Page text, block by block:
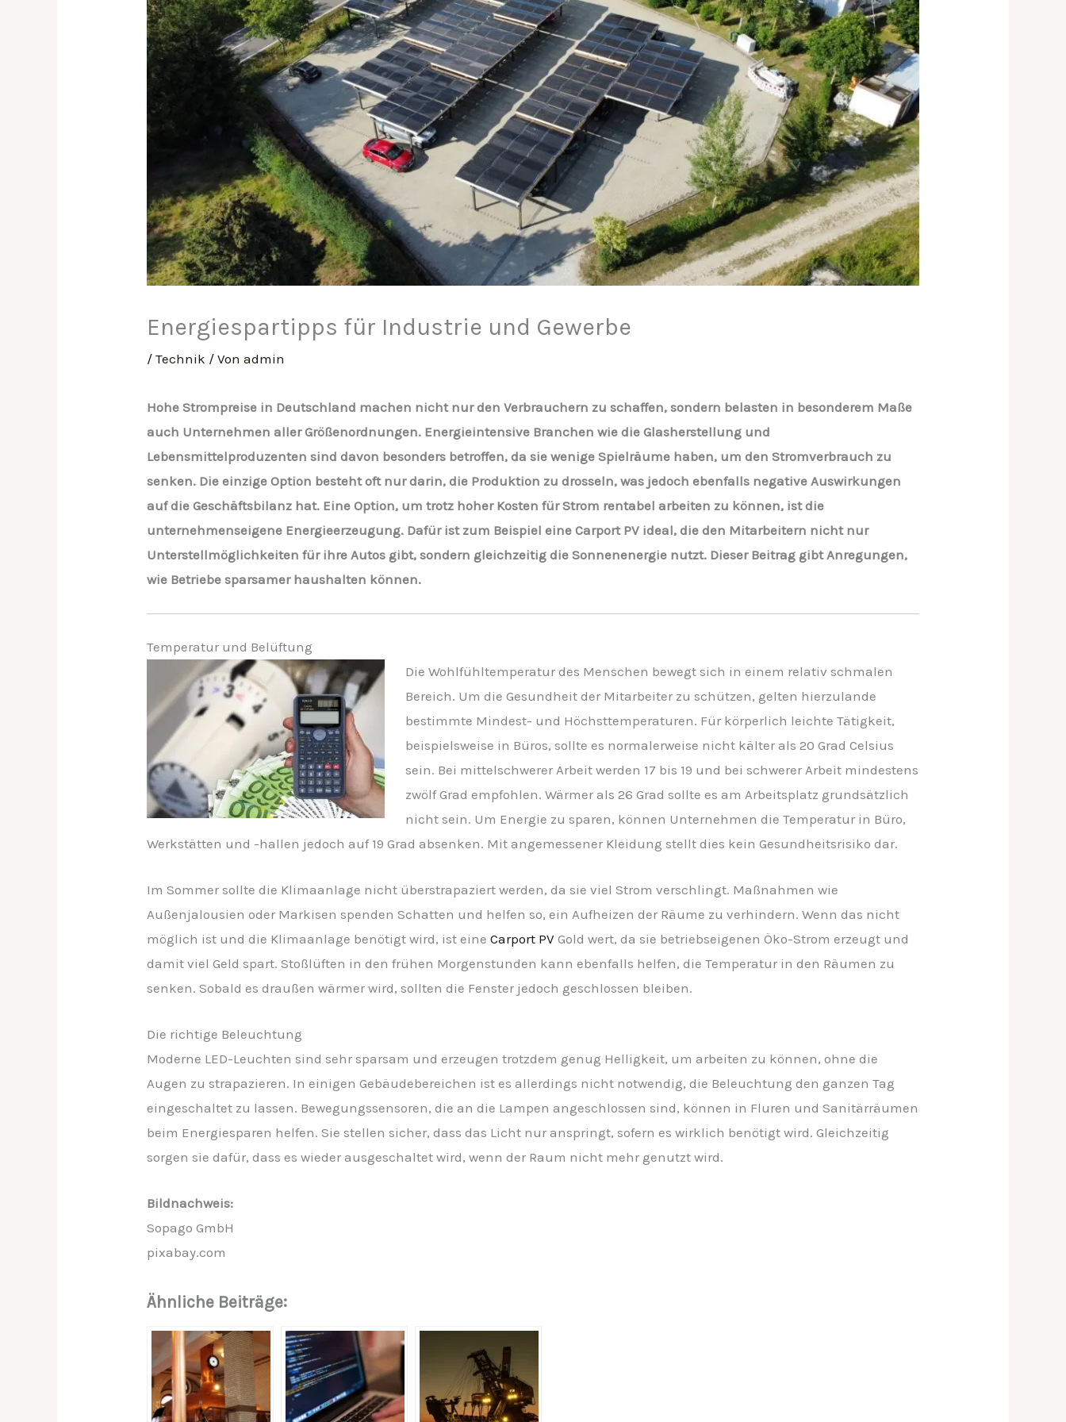
Energiespartipps für Industrie und Gewerbe
/Technik / Vonadmin
Hohe Strompreise in Deutschland machen nicht nur den Verbrauchern zu schaffen, sondern belasten in besonderem Maße
auch Unternehmen aller Größenordnungen. Energieintensive Branchen wie die Glasherstellung und
Lebensmittelproduzenten sind davon besonders betroffen, da sie wenige Spielräume haben, um den Stromverbrauch zu
senken. Die einzige Option besteht oft nur darin, die Produktion zu drosseln, was jedoch ebenfalls negative Auswirkungen
auf die Geschäftsbilanz hat. Eine Option, um trotz hoher Kosten für Strom rentabel arbeiten zu können, ist die
unternehmenseigene Energieerzeugung. Dafür ist zum Beispiel eine Carport PV ideal, die den Mitarbeitern nicht nur
Unterstellmöglichkeiten für ihre Autos gibt, sondern gleichzeitig die Sonnenenergie nutzt. Dieser Beitrag gibt Anregungen,
wie Betriebe sparsamer haushalten können.
Temperatur und Belüftung
Die Wohlfühltemperatur des Menschen bewegt sich in einem relativ schmalen
Bereich. Um die Gesundheit der Mitarbeiter zu schützen, gelten hierzulande
bestimmte Mindest- und Höchsttemperaturen. Für körperlich leichte Tätigkeit,
beispielsweise in Büros, sollte es normalerweise nicht kälter als 20 Grad Celsius
sein. Bei mittelschwerer Arbeit werden 17 bis 19 und bei schwerer Arbeit mindestens
zwölf Grad empfohlen. Wärmer als 26 Grad sollte es am Arbeitsplatz grundsätzlich
nicht sein. Um Energie zu sparen, können Unternehmen die Temperatur in Büro,
Werkstätten und -hallen jedoch auf 19 Grad absenken. Mit angemessener Kleidung stellt dies kein Gesundheitsrisiko dar.
Im Sommer sollte die Klimaanlage nicht überstrapaziert werden, da sie viel Strom verschlingt. Maßnahmen wie
Außenjalousien oder Markisen spenden Schatten und helfen so, ein Aufheizen der Räume zu verhindern. Wenn das nicht
möglich ist und die Klimaanlage benötigt wird, ist eineCarport PV Gold wert, da sie betriebseigenen Öko-Strom erzeugt und
damit viel Geld spart. Stoßlüften in den frühen Morgenstunden kann ebenfalls helfen, die Temperatur in den Räumen zu
senken. Sobald es draußen wärmer wird, sollten die Fenster jedoch geschlossen bleiben.
Die richtige Beleuchtung
Moderne LED-Leuchten sind sehr sparsam und erzeugen trotzdem genug Helligkeit, um arbeiten zu können, ohne die
Augen zu strapazieren. In einigen Gebäudebereichen ist es allerdings nicht notwendig, die Beleuchtung den ganzen Tag
eingeschaltet zu lassen. Bewegungssensoren, die an die Lampen angeschlossen sind, können in Fluren und Sanitärräumen
beim Energiesparen helfen. Sie stellen sicher, dass das Licht nur anspringt, sofern es wirklich benötigt wird. Gleichzeitig
sorgen sie dafür, dass es wieder ausgeschaltet wird, wenn der Raum nicht mehr genutzt wird.
Bildnachweis:
Sopago GmbH
pixabay.com
Ähnliche Beiträge: